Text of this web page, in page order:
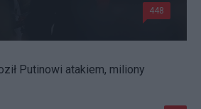
448
Putinowi atakiem, miliony